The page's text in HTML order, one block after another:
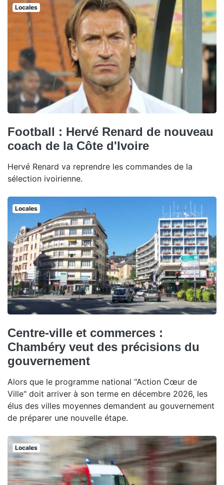
Locales
Football : Hervé Renard de nouveau
coach de la Côte d'Ivoire
Hervé Renard va reprendre les commandes de la
sélection ivoirienne.
Locales
Centre-ville et commerces :
Chambéry veut des précisions du
gouvernement
Alors que le programme national "Action Cœur de
Ville" doit arriver à son terme en décembre 2026, les
élus des villes moyennes demandent au gouvernement
de préparer une nouvelle étape.
Locales